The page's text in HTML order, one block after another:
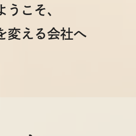
うこそ、
変える会社へ